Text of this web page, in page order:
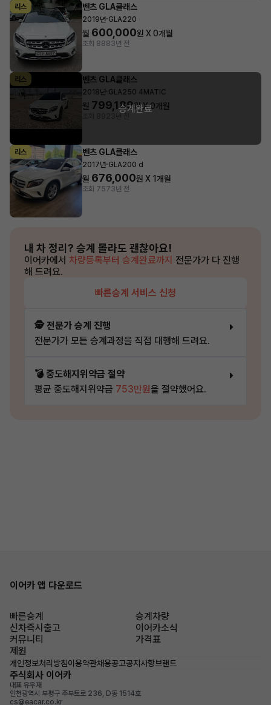
리스 벤츠 GLA클래스
2019년·GLA220
월 600,000원 X0개월
조회 8883년 전
리스 벤츠 GLA클래스
2018년· GLA250 4MATIC
월 799,189원 X0개월
승계완료
리스 벤츠 GLA클래스
2017년·GLA200 d
월 676,000원 X 1개월
조회 7573년 전
내 차 정리? 승계 몰라도 괜찮아요!
이어카에서 차량등록부터 승계완료까지 전문가가 다 진행
해 드려요.
빠른승계 서비스 신청
🕵️ 전문가 승계 진행
전문가가 모든 승계과정을 직접 대행해 드려요.
💣 중도해지위약금 절약
평균 중도해지위약금 753만원을 절약했어요.
이어카 앱 다운로드
빠른승계
승계차량
신차즉시출고
이어카소식
커뮤니티
가격표
제원
개인정보처리방침이용약관채용공고공지사항브랜드
주식회사 이어카
대표 유우재
인천광역시 부평구 주부토로 236, D동 1514호
cs@eacar.co.kr